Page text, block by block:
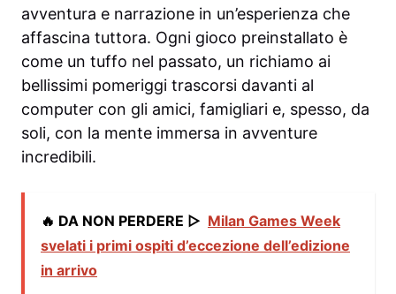
avventura e narrazione in un’esperienza che
affascina tuttora. Ogni gioco preinstallato è
come un tuffo nel passato, un richiamo ai
bellissimi pomeriggi trascorsi davanti al
computer con gli amici, famigliari e, spesso, da
soli, con la mente immersa in avventure
incredibili.
🔥 DA NON PERDERE ▷ Milan Games Week
svelati i primi ospiti d’eccezione dell’edizione
in arrivo